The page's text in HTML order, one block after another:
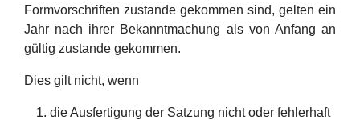
Formvorschriften zustande gekommen sind, gelten ein
Jahr nach ihrer Bekanntmachung als von Anfang an
gültig zustande gekommen.
Dies gilt nicht, wenn
die Ausfertigung der Satzung nicht oder fehlerhaft